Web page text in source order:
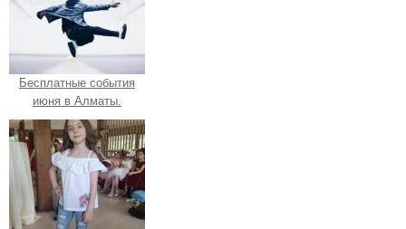
Бесплатные события
июня в Алматы.